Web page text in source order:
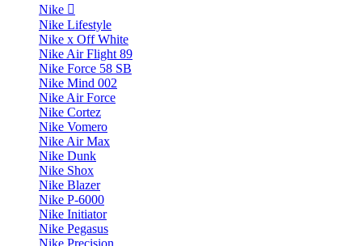
Nike
Nike Lifestyle
Nike x Off White
Nike Air Flight 89
Nike Force 58 SB
Nike Mind 002
Nike Air Force
Nike Cortez
Nike Vomero
Nike Air Max
Nike Dunk
Nike Shox
Nike Blazer
Nike P-6000
Nike Initiator
Nike Pegasus
Nike Precision